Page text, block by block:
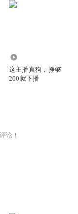
这主播真狗，挣够
200就下播
论！